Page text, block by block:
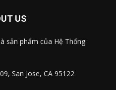
US
sản phẩm của Hệ Thống
San Jose, CA 95122